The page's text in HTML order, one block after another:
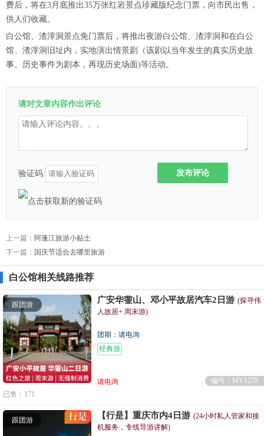
费后，将在3月底推出35万张红岩景点珍藏版纪念门票 ，向市民出售，
供人们收藏。
白公馆、渣滓洞景点免门票后，将推出夜游白公馆、渣滓洞和在白公
馆、渣滓洞旧址内，实地演出情景剧
（该剧以当年发生的真实历史故
事、历史事件为剧本，再现历史场面)等活动。
请对文章内容作出评论
验证码: 发布评论
上一篇： 阿蓬江旅游小贴士
下一篇： 国庆节适合去哪里旅游
白公馆相关线路推荐
跟团游 广安华蓥山、邓小平故居汽车2日游 (探寻伟
人故居+ 周末游)
团期：请电询
经典游
请电询
编号：MY1278
已售：171
跟团游 【行是】重庆市内4日游 (24小时私人管家和接
机服务，专线导游讲解)